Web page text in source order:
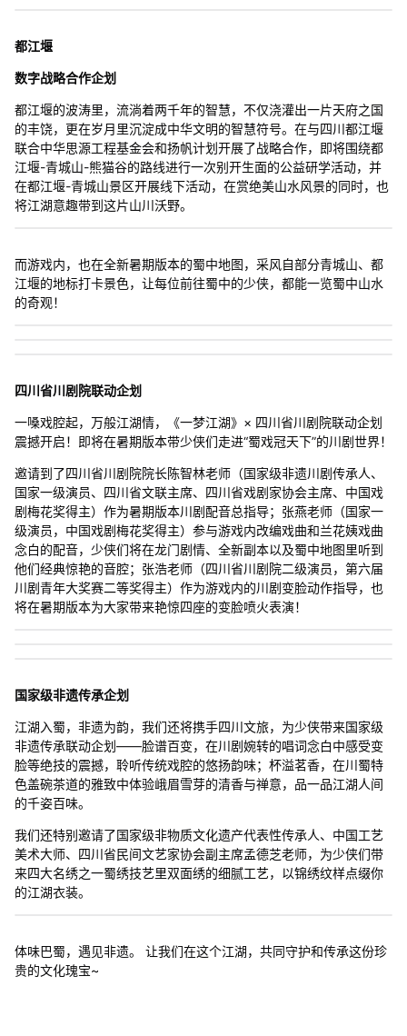
都江堰
数字战略合作企划
都江堰的波涛里，流淌着两千年的智慧，不仅浇灌出一片天府之国
的丰饶，更在岁月里沉淀成中华文明的智慧符号。在与四川都江堰
联合中华思源工程基金会和扬帆计划开展了战略合作，即将围绕都
江堰-青城山-熊猫谷的路线进行一次别开生面的公益研学活动，并
在都江堰-青城山景区开展线下活动，在赏绝美山水风景的同时，也
将江湖意趣带到这片山川沃野。
而游戏内，也在全新暑期版本的蜀中地图，采风自部分青城山、都
江堰的地标打卡景色，让每位前往蜀中的少侠，都能一览蜀中山水
的奇观！
四川省川剧院联动企划
一嗓戏腔起，万般江湖情，《一梦江湖》× 四川省川剧院联动企划
震撼开启！即将在暑期版本带少侠们走进“蜀戏冠天下”的川剧世界！
邀请到了四川省川剧院院长陈智林老师（国家级非遗川剧传承人、
国家一级演员、四川省文联主席、四川省戏剧家协会主席、中国戏
剧梅花奖得主）作为暑期版本川剧配音总指导；张燕老师（国家一
级演员，中国戏剧梅花奖得主）参与游戏内改编戏曲和兰花姨戏曲
念白的配音，少侠们将在龙门剧情、全新副本以及蜀中地图里听到
他们经典惊艳的音腔；张浩老师（四川省川剧院二级演员，第六届
川剧青年大奖赛二等奖得主）作为游戏内的川剧变脸动作指导，也
将在暑期版本为大家带来艳惊四座的变脸喷火表演！
国家级非遗传承企划
江湖入蜀，非遗为韵，我们还将携手四川文旅，为少侠带来国家级
非遗传承联动企划——脸谱百变，在川剧婉转的唱词念白中感受变
脸等绝技的震撼，聆听传统戏腔的悠扬韵味；杯溢茗香，在川蜀特
色盖碗茶道的雅致中体验峨眉雪芽的清香与禅意，品一品江湖人间
的千姿百味。
我们还特别邀请了国家级非物质文化遗产代表性传承人、中国工艺
美术大师、四川省民间文艺家协会副主席孟德芝老师，为少侠们带
来四大名绣之一蜀绣技艺里双面绣的细腻工艺，以锦绣纹样点缀你
的江湖衣装。
体味巴蜀，遇见非遗。 让我们在这个江湖，共同守护和传承这份珍
贵的文化瑰宝~